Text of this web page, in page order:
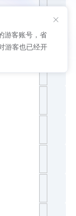
游客账号，省
游客也已经开